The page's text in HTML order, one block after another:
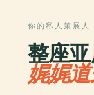
你的私人策展人
整座亚
娓娓